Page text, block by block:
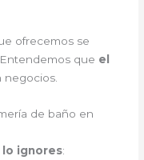
ofrecemos se
que el
negocios.
de baño en
lo ignores: